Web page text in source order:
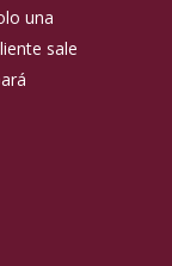
una
sale